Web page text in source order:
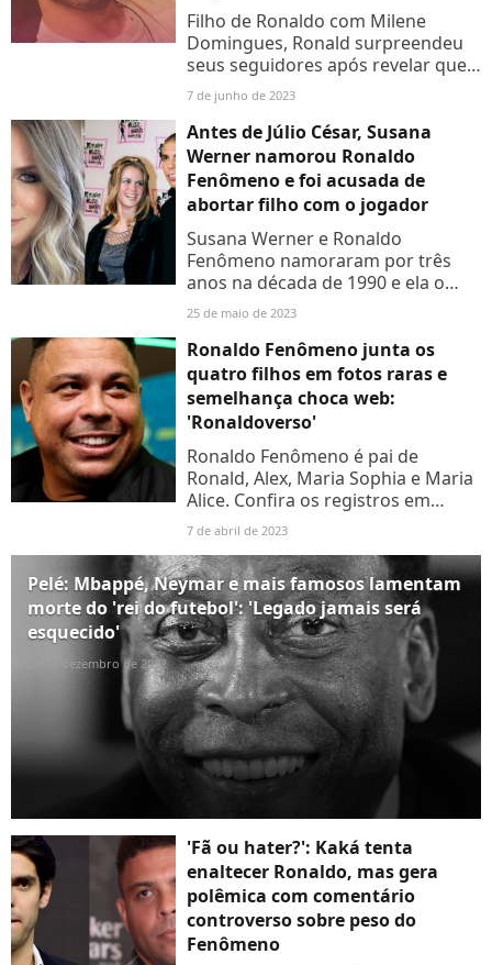
Filho de Ronaldo com Milene
Domingues, Ronald surpreendeu
seus seguidores após revelar que
perdeu 20kg. Veja o antes e depois
dele.
7 de junho de 2023
Antes de Júlio César, Susana
Werner namorou Ronaldo
Fenômeno e foi acusada de
abortar filho com o jogador
Susana Werner e Ronaldo
Fenômeno namoraram por três
anos na década de 1990 e ela o
acompanhou na Copa do Mundo
da França, que teve um triste
desfecho. Relembre!
25 de maio de 2023
Ronaldo Fenômeno junta os
quatro filhos em fotos raras e
semelhança choca web:
'Ronaldoverso'
Ronaldo Fenômeno é pai de
Ronald, Alex, Maria Sophia e Maria
Alice. Confira os registros em
família!
7 de abril de 2023
Pelé: Mbappé, Neymar e mais famosos lamentam
morte do 'rei do futebol': 'Legado jamais será
esquecido'
29 de dezembro de 2022
'Fã ou hater?': Kaká tenta
enaltecer Ronaldo, mas gera
polêmica com comentário
controverso sobre peso do
Fenômeno